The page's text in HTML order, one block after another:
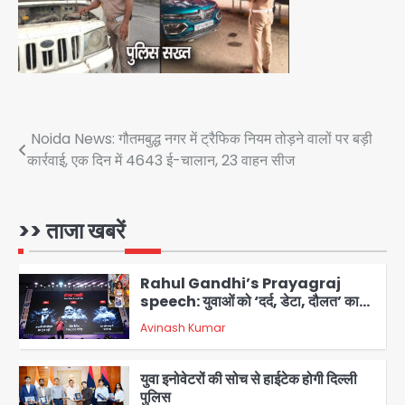
Post
navigation
Noida News: गौतमबुद्ध नगर में ट्रैफिक नियम तोड़ने वालों पर बड़ी
कार्रवाई, एक दिन में 4643 ई-चालान, 23 वाहन सीज
>> ताजा खबरें
4
सुदर्शन शक्ति-वी अभ्यास में मॉक आॅपरेशन
Team JHJ
5
Team JHJ
1
2
Rahul Gandhi’s Prayagraj
speech: युवाओं को ‘दर्द, डेटा, दौलत’ का
संदेश, बीजेपी का वार
Avinash Kumar
युवा इनोवेटरों की सोच से हाईटेक होगी दिल्ली
पुलिस